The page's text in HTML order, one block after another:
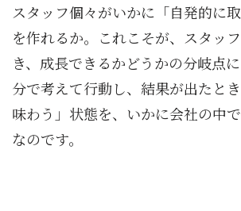
スタッフ個々がいかに「自発的に取
を作れるか。これこそが、スタッ
き、成長できるかどうかの分岐点
分で考えて行動し、結果が出たと
味わう」状態を、いかに会社の中
なのです。